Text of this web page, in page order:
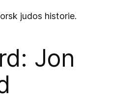
judos historie.
Jon